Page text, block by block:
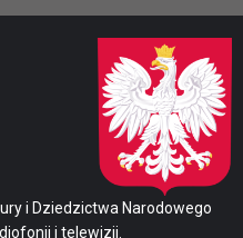
i Dziedzictwa Narodowego
i telewizji.